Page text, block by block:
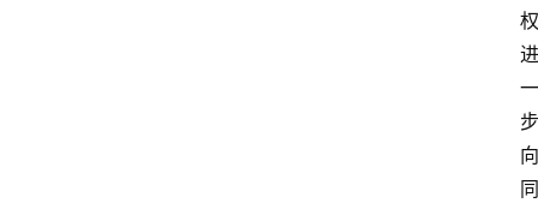
权
进
一
步
向
同